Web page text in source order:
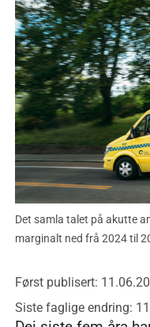
Det samla talet på akutte
marginalt ned frå 2024 til
Først publisert:
Siste faglige endring: